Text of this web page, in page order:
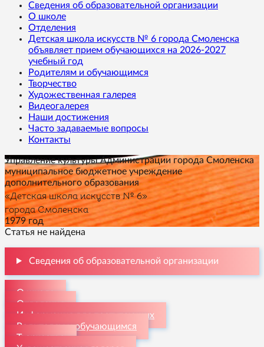
Сведения об образовательной организации
О школе
Отделения
Детская школа искусств № 6 города Смоленска
объявляет прием обучающихся на 2026-2027
учебный год
Родителям и обучающимся
Творчество
Художественная галерея
Видеогалерея
Наши достижения
Часто задаваемые вопросы
Контакты
Управление культуры Администрации города Смоленска
муниципальное бюджетное учреждение
дополнительного образования
«Детская школа искусств № 6»
города Смоленска
1979 год
Статья не найдена
Сведения об образовательной организации
О школе
Отделения
Информация для поступающих
Родителям и обучающимся
Творчество